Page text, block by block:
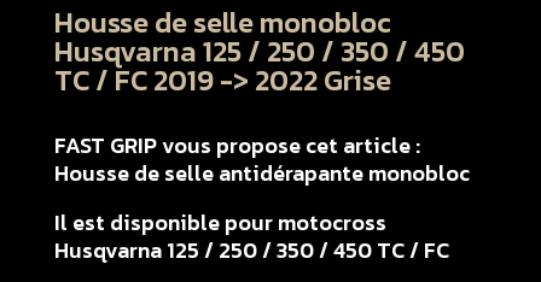
Housse de selle monobloc
Husqvarna 125 / 250 / 350 / 450
TC / FC 2019 -> 2022 Grise
FAST GRIP vous propose cet article :
Housse de selle antidérapante monobloc
Il est disponible pour motocross
Husqvarna 125 / 250 / 350 / 450 TC / FC